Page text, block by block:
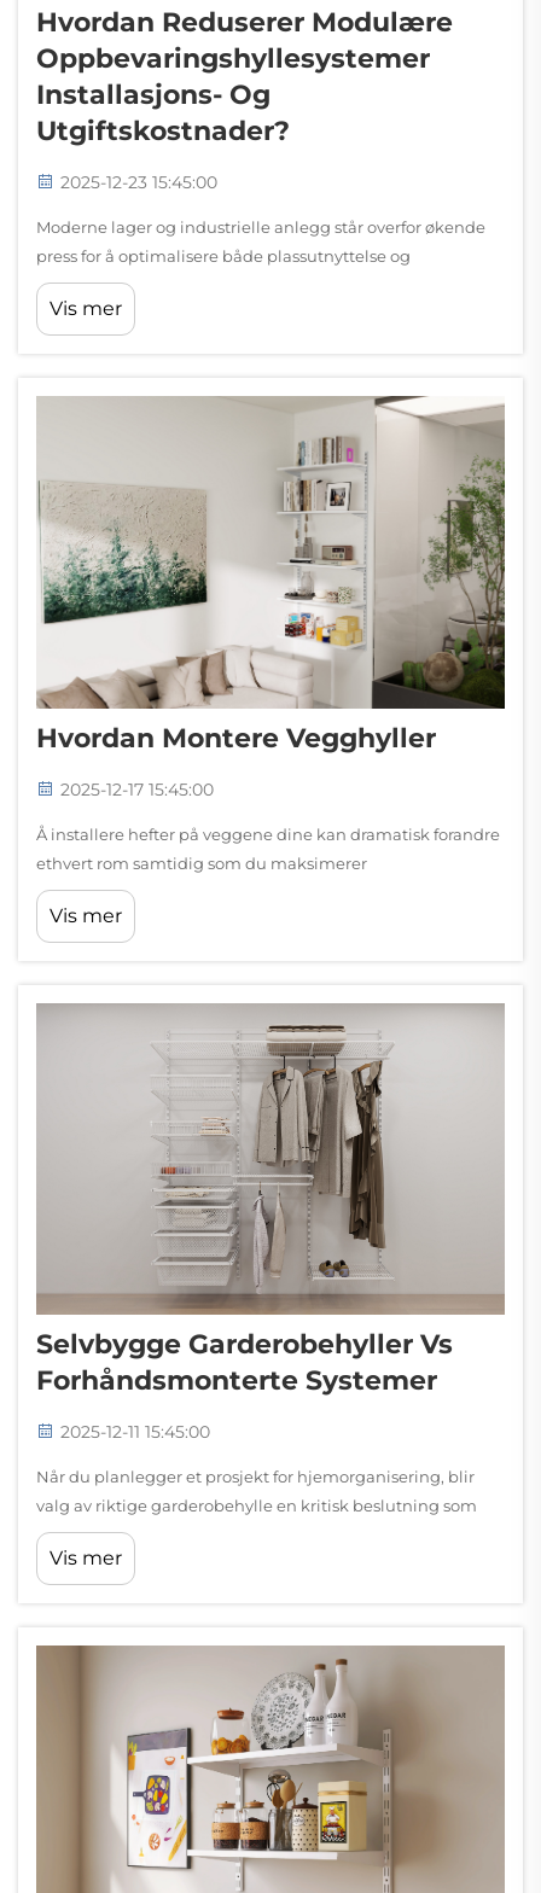
Hvordan Reduserer Modulære
Oppbevaringshyllesystemer
Installasjons- Og
Utgiftskostnader?
2025-12-23 15:45:00
Moderne lager og industrielle anlegg står overfor økende
press for å optimalisere både plassutnyttelse og
driftskostnader. Tradisjonelle lagringsløsninger krever ofte
omfattende tilpasninger, lange installasjonsprosesser og
Vis mer
Hvordan Montere Vegghyller
2025-12-17 15:45:00
Å installere hefter på veggene dine kan dramatisk forandre
ethvert rom samtidig som du maksimerer
lagringspotensialet. Uansett om du organiserer et
hjemmekontor, kjøkken eller butikkmiljø, sikrer valg av
riktig monteringsmetode både funksjonalitet og estetikk...
Vis mer
Selvbygge Garderobehyller Vs
Forhåndsmonterte Systemer
2025-12-11 15:45:00
Når du planlegger et prosjekt for hjemorganisering, blir
valg av riktige garderobehylle en kritisk beslutning som
påvirker både funksjonalitet og budsjett. Hjemmeeiere står
i dag overfor et viktig valg mellom å lage egne hyller eller
Vis mer